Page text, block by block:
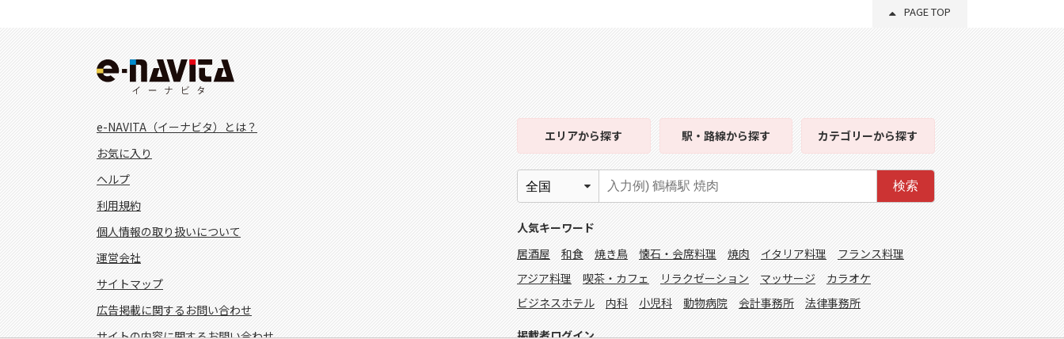
PAGE TOP
e-NAVITA（イーナビタ）とは？
お気に入り
ヘルプ
利用規約
個人情報の取り扱いについて
運営会社
サイトマップ
広告掲載に関するお問い合わせ
サイトの内容に関するお問い合わせ
エリアから探す 駅・路線から探す カテゴリーから探す
検索
人気キーワード
居酒屋
和食 焼き鳥 懐石・会席料理 焼肉 イタリア料理
フランス料理
アジア料理
喫茶・カフェ リラクゼーション マッサージ
カラオケ
ビジネスホテル
内科 小児科 動物病院 会計事務所 法律事務所
掲載者ログイン